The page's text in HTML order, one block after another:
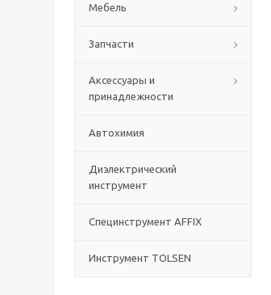
Мебель
Запчасти
Аксессуары и
принадлежности
Автохимия
Диэлектрический
инструмент
Специнструмент AFFIX
Инструмент TOLSEN